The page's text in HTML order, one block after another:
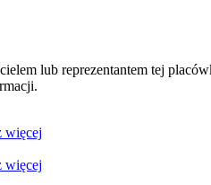
lub reprezentantem tej
więcej
więcej